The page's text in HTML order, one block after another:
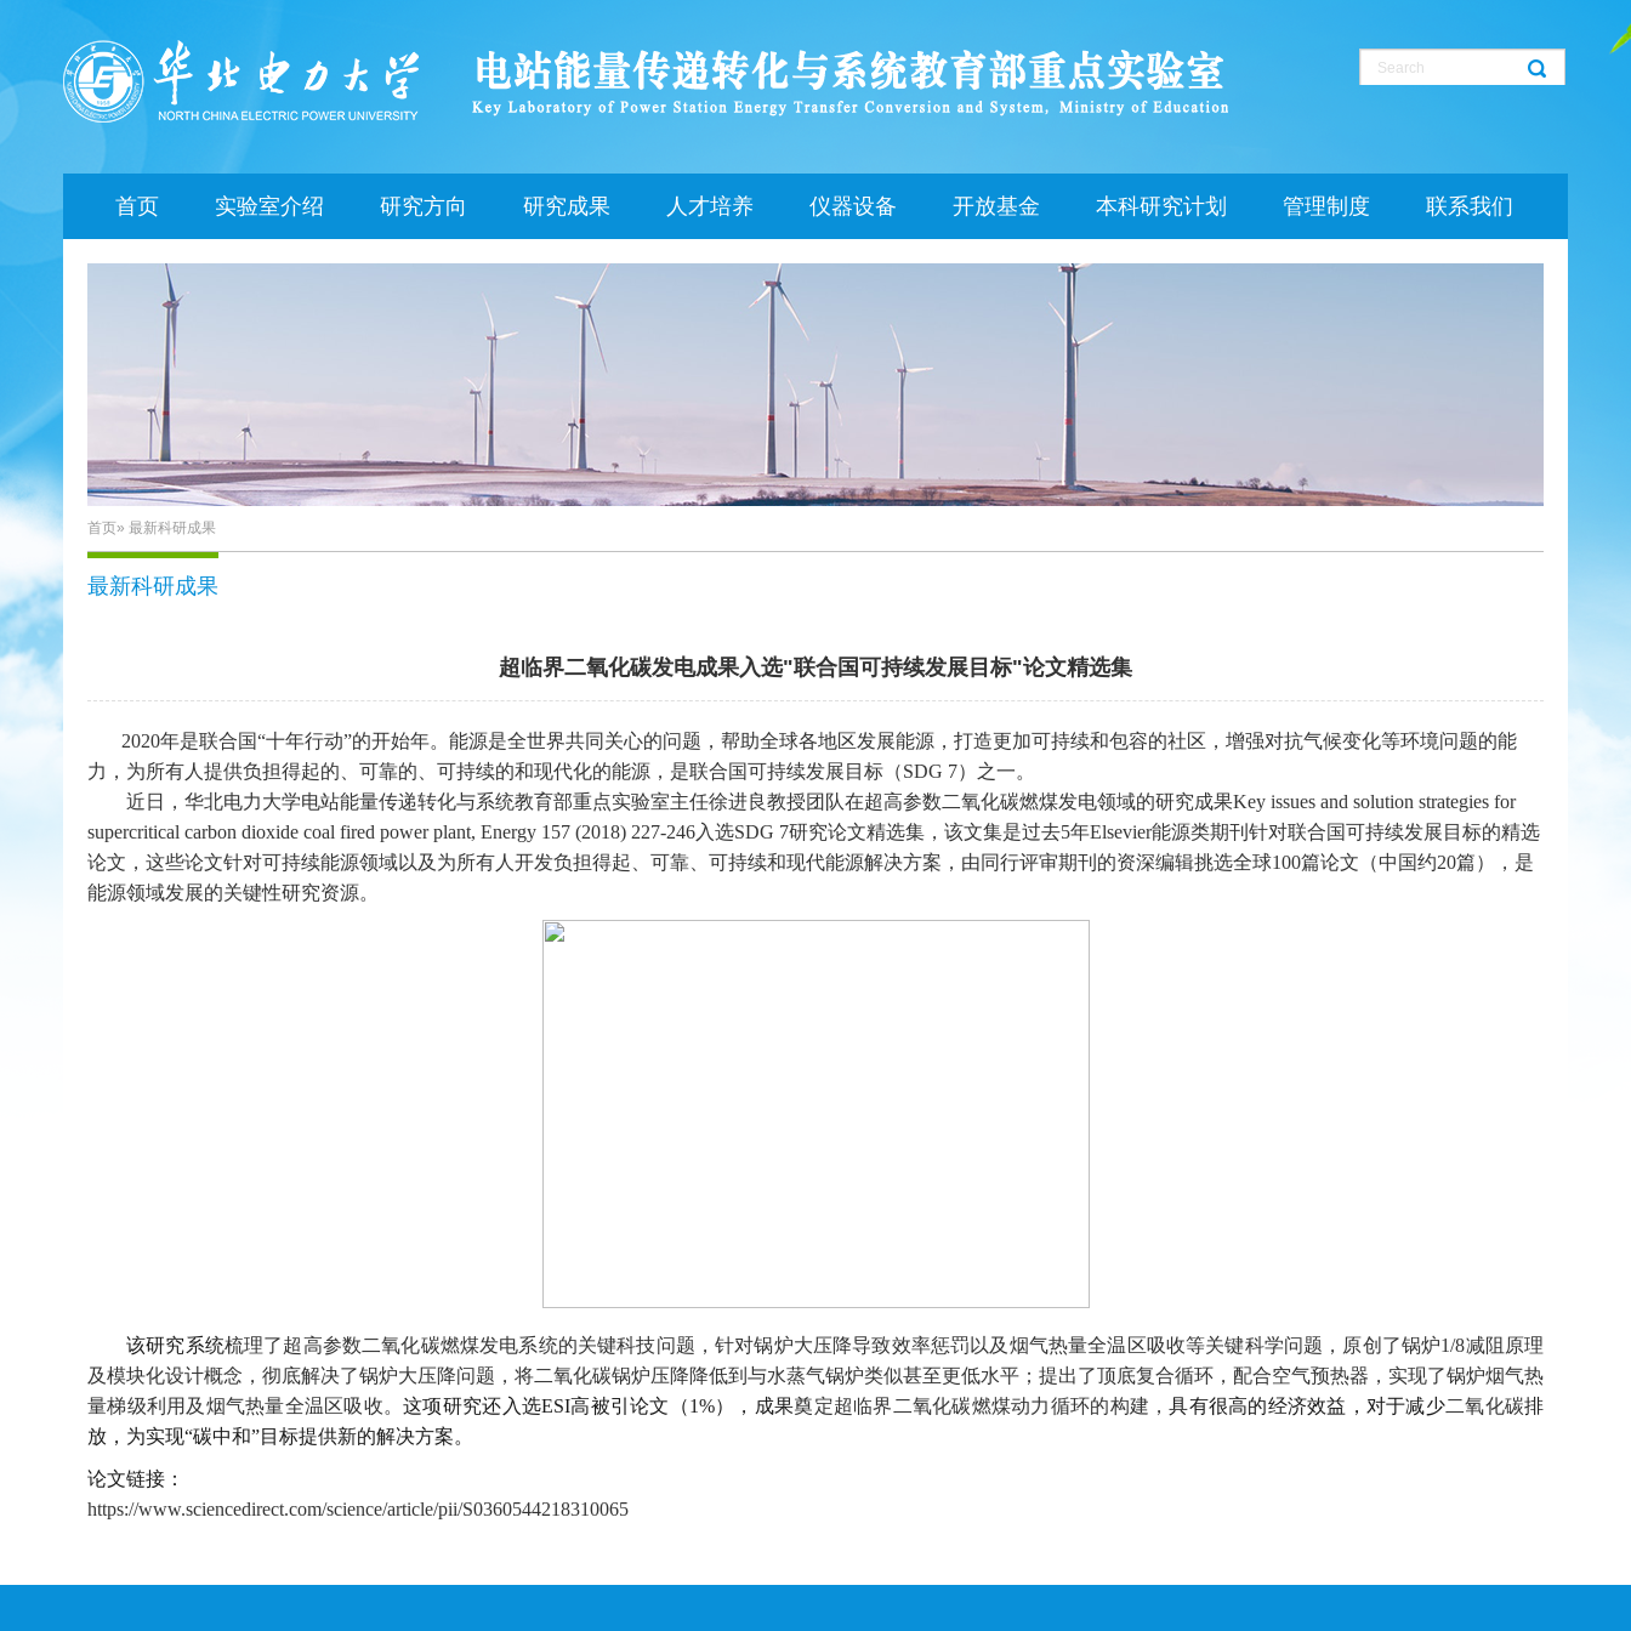
首页 实验室介绍 研究方向 研究成果 人才培养 仪器设备 开放基金 本科研究计划 管理制度 联系我们
首页» 最新科研成果
最新科研成果
超临界二氧化碳发电成果入选"联合国可持续发展目标"论文精选集
2020年是联合国“十年行动”的开始年。 能源是全世界共同关心的问题， 帮助全球各地区发展能源， 打造更加可持续和包容的社区，增强对抗气候变化等环境问题的能
力， 为所有人提供负担得起的、可靠的、可持续的和现代化的能源，是联合国可持续发展目标 （SDG 7）之一。
近日
， 华北电力大学电站能量传递转化与系统教育部重点实验室主任徐进良教授团队在超高参数二氧化碳燃煤发电领域的研究成果Key issues and solution strategies for
supercritical carbon dioxide coal fired power plant, Energy 157 (2018) 227-246入选SDG 7研究论文精选集 ，该文集是过去5年Elsevier能源类期刊针对联合国可持续发展目标的精选
论文， 这些论文针对可持续能源领域以及为所有人开发负担得起、可靠、可持续和现代能源解决方案，由同行评审期刊的资深编辑挑选全球100篇论文（中国约20篇），是
能源领域发展的关键性研究资源。
该研究系统梳理了超高参数二氧化碳燃煤发电系统的关键科技问题，针对锅炉大压降导致效率惩罚以及烟气热量全温区吸收等关键科学问题，原创了锅炉1/8减阻原理
及模块化设计概念，彻底解决了锅炉大压降问题，将二氧化碳锅炉压降降低到与水蒸气锅炉类似甚至更低水平；提出了顶底复合循环，配合空气预热器，实现了锅炉烟气热
量梯级利用及烟气热量全温区吸收。这项研究还入选ESI高被引论文（1%）， 成果奠定超临界 二氧化碳燃煤动力循环的构建，具有很高的经济效益，对于减少二氧化碳排
放，为实现“碳中和”目标提供新的解决方案。
论文链接：
https://www.sciencedirect.com/science/article/pii/S0360544218310065